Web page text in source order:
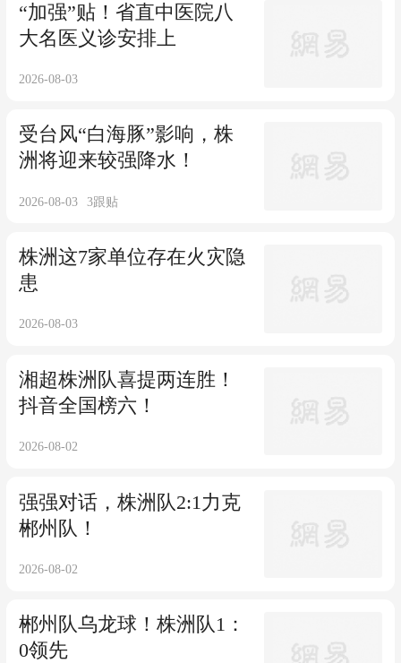
“加强”贴！省直中医院八
大名医义诊安排上
2026-08-03
受台风“白海豚”影响，株
洲将迎来较强降水！
2026-08-03 3跟贴
株洲这7家单位存在火灾隐
患
2026-08-03
湘超株洲队喜提两连胜！
抖音全国榜六！
2026-08-02
强强对话，株洲队2:1力克
郴州队！
2026-08-02
郴州队乌龙球！株洲队1：
0领先